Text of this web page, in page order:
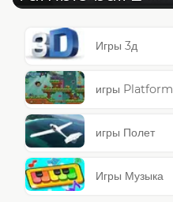
Игры 3д
игры Platform
игры Полет
Игры Музыка